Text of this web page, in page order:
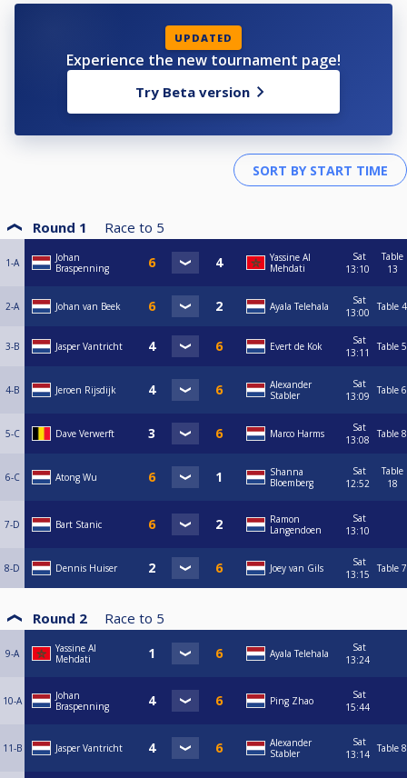
UPDATED
Experience the new tournament page!
Try Beta version
Round 1 Race to 5
1-A
Johan
Braspenning
Yassine Al
Mehdati
Sat
13:10
Table
13
2-A Johan van Beek Ayala Telehala
Sat
13:00
Table 4
3-B Jasper Vantricht Evert de Kok
Sat
13:11
Table 5
4-B Jeroen Rijsdijk
Alexander
Stabler
Sat
13:09
Table 6
5-C Dave Verwerft Marco Harms
Sat
13:08
Table 8
6-C Atong Wu
Shanna
Bloemberg
Sat
12:52
Table
18
7-D Bart Stanic
Ramon
Langendoen
Sat
13:10
8-D Dennis Huiser Joey van Gils
Sat
13:15
Table 7
Round 2 Race to 5
9-A
Yassine Al
Mehdati
Ayala Telehala
Sat
13:24
10-A
Johan
Braspenning
Ping Zhao
Sat
15:44
11-B Jasper Vantricht
Alexander
Stabler
Sat
13:14 Table 8